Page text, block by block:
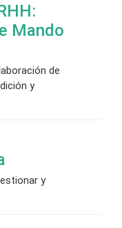
Mando
de
y
y